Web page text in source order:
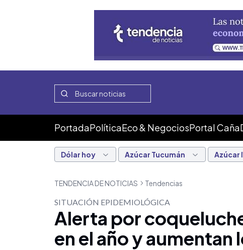
PortadaPolíticaEco & NegociosPortal Caña
Dólar hoy Azúcar Tucumán Azúcar
TENDENCIA DE NOTICIAS Tendencias
SITUACIÓN EPIDEMIOLÓGICA
Alerta por
en el año y aumentan